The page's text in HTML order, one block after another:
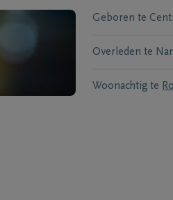
Geboren te
Overleden te
Woonachtig te